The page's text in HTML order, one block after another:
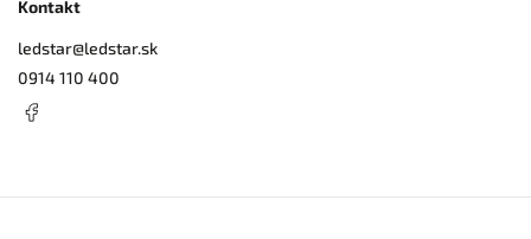
Kontakt
ledstar@ledstar.sk
0914 110 400